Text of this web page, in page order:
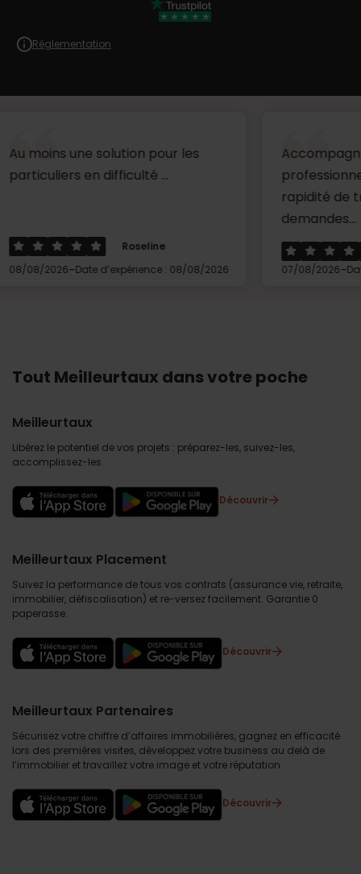
Réglementation
une solution pour les
en difficulté ...
Roseline
-Date d’expérience : 08/08/2026
Accompagnement
professionnel,
rapidité de traitement
demandes...
07/08/2026
Date
Tout Meilleurtaux dans votre poche
Meilleurtaux
Libérez le potentiel de vos projets : préparez-les, suivez-les,
accomplissez-les.
Découvrir
Meilleurtaux Placement
Suivez la performance de tous vos contrats (assurance vie, retraite,
immobilier, défiscalisation) et re-versez facilement. Garantie 0
paperasse.
Découvrir
Meilleurtaux Partenaires
Sécurisez votre chiffre d’affaires immobilières, gagnez en efficacité
lors des premières visites, développez votre business au delà de
l’immobilier et travaillez votre image et votre réputation.
Découvrir